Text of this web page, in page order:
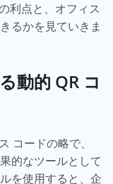
利点と、オフィス
るかを見ていきま
動的 QR コ
コードの略で、
的なツールとして
を使用すると、企